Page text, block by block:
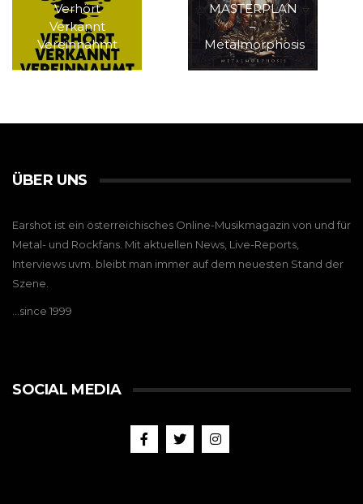
Verhört
Verkannt
Vereinnahmt
MASTERPLAN
–
Metalmorphosis
ÜBER UNS
Earshot ist ein österreichisches Online-Musikmagazin von und für
Metal- und Rockfans. Mit aktuellen News, Live-Reports,
Interviews uvm. bleibt man immer auf dem neuesten Stand der
Szene.
…since 1999
SOCIAL MEDIA